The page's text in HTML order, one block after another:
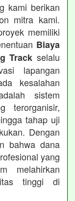
kami berikan
mitra kami.
memiliki
Biaya
Track selalu
lapangan
kesalahan
sistem
terorganisir,
tahap uji
Dengan
bahwa dana
yang
melahirkan
tinggi di